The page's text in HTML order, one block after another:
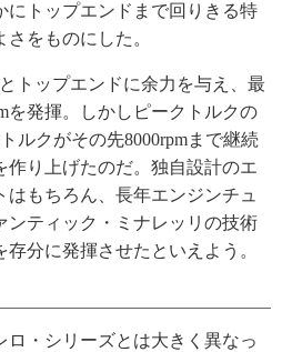
にトップエンドまで回りきる特
をものにした。
トップエンドに余力を与え、最
を発揮。しかしピークトルクの
ルクがその先8000rpmまで継続
作り上げたのだ。独自設計のエ
もちろん、長年エンジンチュ
ンティック・ミナレッリの技術
分に発揮させたといえよう。
・シリーズとは大きく異なっ